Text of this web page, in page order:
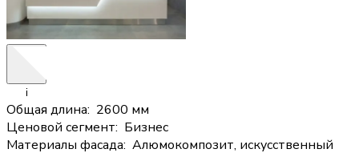
i
Общая длина: 2600 мм
Ценовой сегмент: Бизнес
Материалы фасада: Алюмокомпозит, искусственный